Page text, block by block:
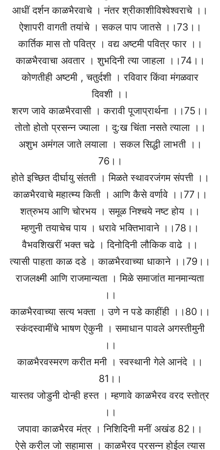
आधीं दर्शन काळभैरवाचे । नंतर श्रीकाशीविश्वेश्वराचे ।।
ऐशापरी वागती तयांचे । सकल पाप जातसे ।।73।।
कार्तिक मास तो पवित्र । वद्य अष्टमी पवित्र फार ।।
काळभैरवाचा अवतार । शुभदिनी त्या जाहला ।।74।।
कोणतीही अष्टमी , चतुर्दशी । रविवार किंवा मंगळवार
दिवशी ।।
शरण जावे काळभैरवासी । करावी पूजाप्रार्थना ।।75।।
तोतो होतो प्रसन्न ज्याला । दु:ख चिंता नसते त्याला ।।
अशुभ अमंगल जाते लयाला । सकल सिद्धी लाभती ।।
76।।
होते इच्छित दीर्घायु संतती । मिळते स्थावरजंगम संपत्ती ।।
काळभैरवाचे महात्म्य किती । आणि कैसे वर्णावे ।।77।।
शत्रुभय आणि चोरभय । समूळ निश्चये नष्ट होय ।।
म्हणुनी तयाचेच पाय । धरावे भक्तिभावाने ।।78।।
वैभवशिखरीं भक्त चढे । दिनोदिनी लौकिक वाढे ।।
त्यासी पाहता काळ दडे । काळभैरवाच्या धाकाने ।।79।।
राजलक्ष्मी आणि राजमान्यता । मिळे समाजांत मानमान्यता
।।
काळभैरवाच्या सत्य भक्ता । उणे न पडे काहींही ।।80।।
स्कंदस्वामींचे भाषण ऐकुनी । समाधान पावले अगस्तीमुनी
।।
काळभैरवस्मरण करीत मनी । स्वस्थानी गेले आनंदे ।।
81।।
यास्तव जोडुनी दोन्ही हस्त । म्हणावे काळभैरव वरद स्तोत्र
।।
जपावा काळभैरव मंत्र । निशिदिनी मनीं अखंड 82।।
ऐसे करील जो सहामास । काळभैरव प्रसन्न होईल त्यास